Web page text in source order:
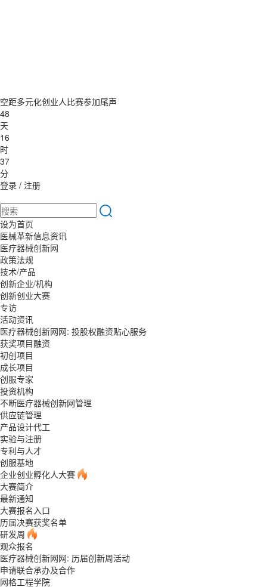
空距多元化创业人比赛参加尾声
48
天
16
时
37
分
登录 / 注册
设为首页
医械革新信息资讯
医疗器械创新网
政策法规
技术/产品
创新企业/机构
创新创业大赛
专访
活动资讯
医疗器械创新网网: 投股权融资贴心服务
获奖项目融资
初创项目
成长项目
创服专家
投资机构
不断医疗器械创新网管理
供应链管理
产品设计代工
实验与注册
专利与人才
创服基地
企业创业孵化人大賽
大赛简介
最新通知
大赛报名入口
历届决赛获奖名单
研发周
观众报名
医疗器械创新网网: 历届创新周活动
申请联合承办及合作
网格工程学院